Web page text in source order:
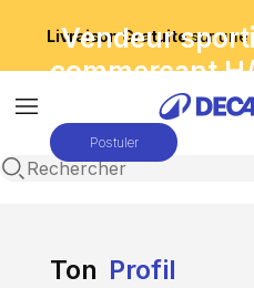
Livraison Gratuitesur une
Menu
Recherche ouverte
Vendeur
commerçant
Postuler
Ton Profil